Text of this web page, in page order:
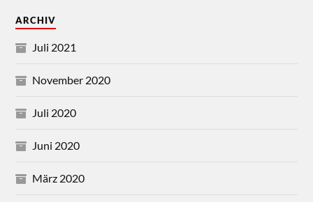
ARCHIV
Juli 2021
November 2020
Juli 2020
Juni 2020
März 2020